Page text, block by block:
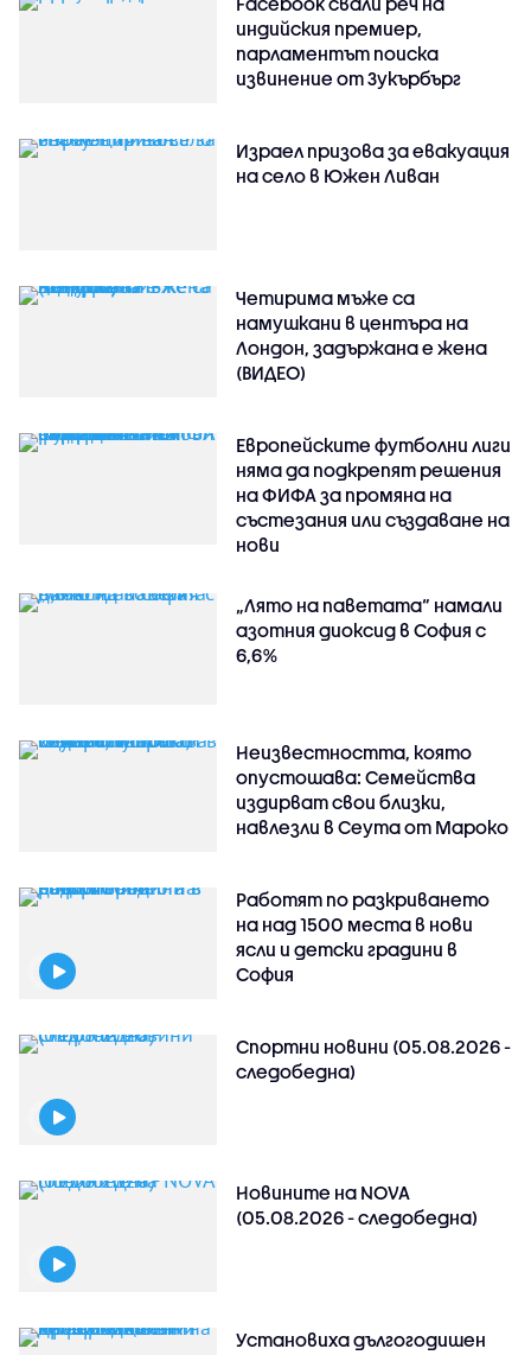
индийския премиер,
парламентът поиска
извинение от Зукърбърг
Израел призова за евакуация
на село в Южен Ливан
Четирима мъже са
намушкани в центъра на
Лондон, задържана е жена
(ВИДЕО)
Европейските футболни лиги
няма да подкрепят решения
на ФИФА за промяна на
състезания или създаване на
нови
„Лято на паветата“ намали
азотния диоксид в София с
6,6%
Неизвестността, която
опустошава: Семейства
издирват свои близки,
навлезли в Сеута от Мароко
Работят по разкриването
на над 1500 места в нови
ясли и детски градини в
София
Спортни новини (05.08.2026 -
следобедна)
Новините на NOVA
(05.08.2026 - следобедна)
Установиха дългогодишен